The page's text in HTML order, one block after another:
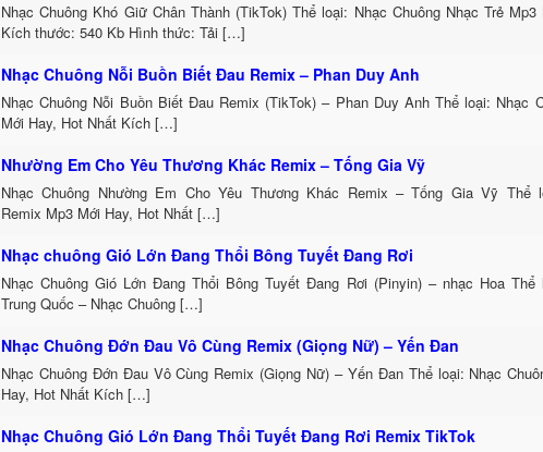
Nhạc Chuông Khó Giữ Chân Thành (TikTok) Thể loại: Nhạc Chuông Nhạc Trẻ
Kích thước: 540 Kb Hình thức: Tải […]
Nhạc Chuông Nỗi Buồn Biết Đau Remix – Phan Duy Anh
Nhạc Chuông Nỗi Buồn Biết Đau Remix (TikTok) – Phan Duy Anh Thể loại: Nhạc
Mới Hay, Hot Nhất Kích […]
Nhường Em Cho Yêu Thương Khác Remix – Tống Gia Vỹ
Nhạc Chuông Nhường Em Cho Yêu Thương Khác Remix – Tống Gia Vỹ Thể
Remix Mp3 Mới Hay, Hot Nhất […]
Nhạc chuông Gió Lớn Đang Thổi Bông Tuyết Đang Rơi
Nhạc Chuông Gió Lớn Đang Thổi Bông Tuyết Đang Rơi (Pinyin) – nhạc Hoa Thể
Trung Quốc – Nhạc Chuông […]
Nhạc Chuông Đớn Đau Vô Cùng Remix (Giọng Nữ) – Yến Đan
Nhạc Chuông Đớn Đau Vô Cùng Remix (Giọng Nữ) – Yến Đan Thể loại: Nhạc
Hay, Hot Nhất Kích […]
Nhạc Chuông Gió Lớn Đang Thổi Tuyết Đang Rơi Remix TikTok